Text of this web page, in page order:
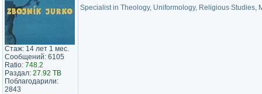
Стаж: 14 лет 1 мес.
Сообщений: 6105
Ratio: 748.2
Раздал: 27.92 TB
Поблагодарили:
2843
Specialist in Theology, Uniformology, Religious